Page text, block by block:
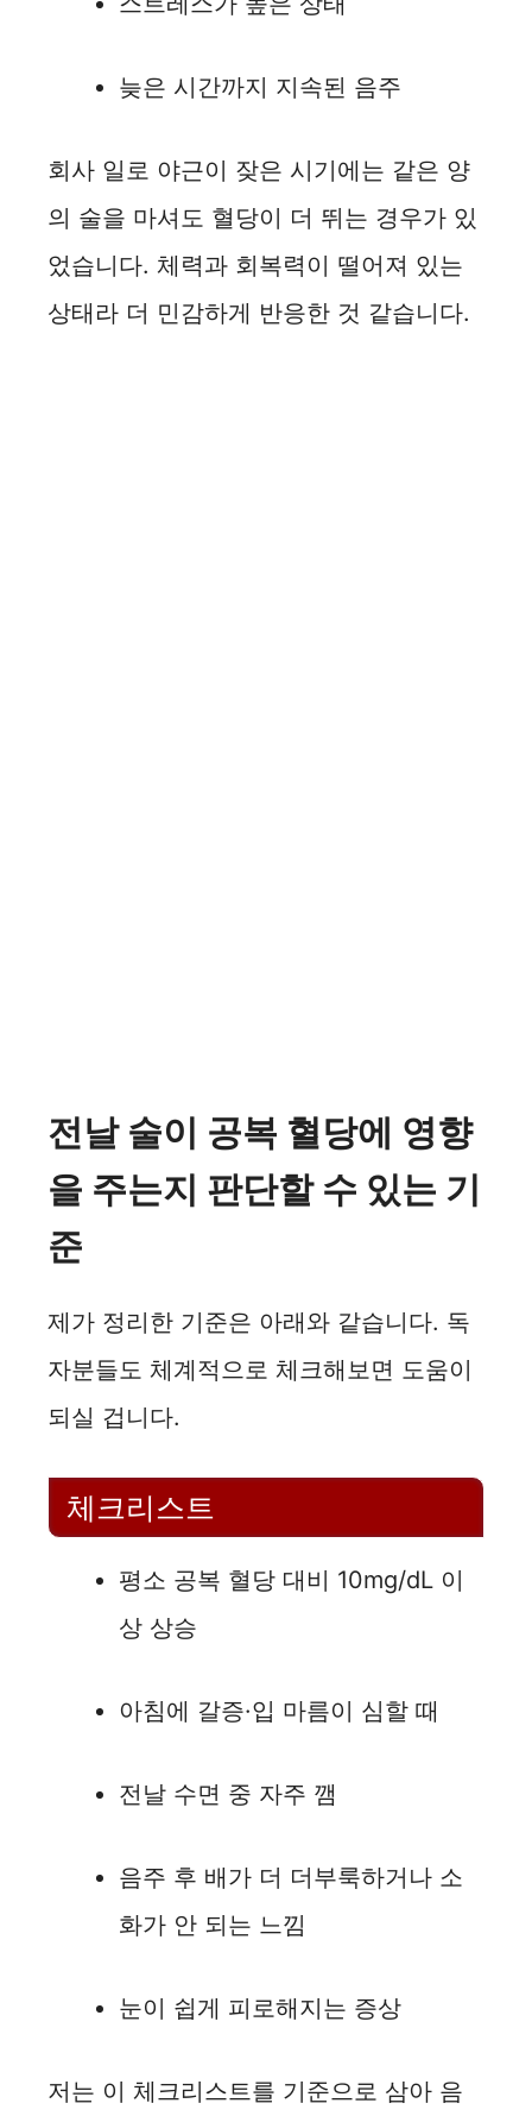
늦은 시간까지 지속된 음주
회사 일로 야근이 잦은 시기에는 같은 양
의 술을 마셔도 혈당이 더 뛰는 경우가 있
었습니다. 체력과 회복력이 떨어져 있는
상태라 더 민감하게 반응한 것 같습니다.
전날 술이 공복 혈당에 영향
을 주는지 판단할 수 있는 기
준
제가 정리한 기준은 아래와 같습니다. 독
자분들도 체계적으로 체크해보면 도움이
되실 겁니다.
체크리스트
평소 공복 혈당 대비 10mg/dL 이
상 상승
아침에 갈증·입 마름이 심할 때
전날 수면 중 자주 깸
음주 후 배가 더 더부룩하거나 소
화가 안 되는 느낌
눈이 쉽게 피로해지는 증상
저는 이 체크리스트를 기준으로 삼아 음